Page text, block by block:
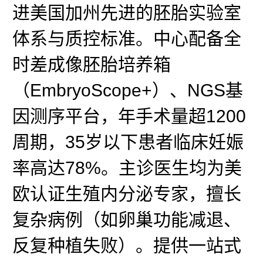
进美国加州先进的胚胎实验室
体系与质控标准。中心配备全
时差成像胚胎培养箱
（EmbryoScope+）、NGS基
因测序平台，年手术量超1200
周期，35岁以下患者临床妊娠
率高达78%。主诊医生均为美
欧认证生殖内分泌专家，擅长
复杂病例（如卵巢功能减退、
反复种植失败）。提供一站式